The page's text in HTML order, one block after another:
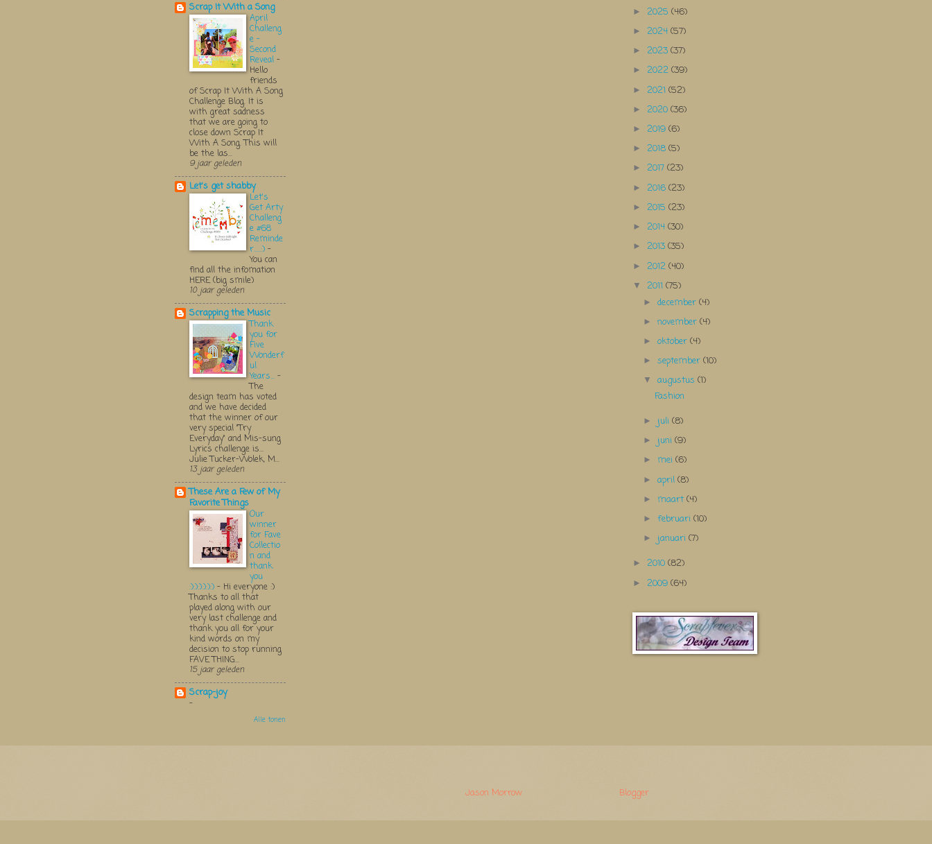
Scrap It With a Song
April
Challeng
e -
Second
Reveal -
Hello
friends
of Scrap It With A Song
Challenge Blog. It is
with great sadness
that we are going to
close down Scrap It
With A Song. This will
be the las...
9 jaar geleden
Let's get shabby
Let's
Get Arty
Challeng
e #68
Reminde
r.....:) -
You can
find all the infomation
HERE (big smile)
10 jaar geleden
Scrapping the Music
Thank
you for
Five
Wonderf
ul
Years... -
The
design team has voted
and we have decided
that the winner of our
very special "Try
Everyday" and Mis-sung
Lyrics challenge is...
Julie Tucker-Wolek, M...
13 jaar geleden
These Are a Few of My
Favorite Things
Our
winner
for Fave
Collectio
n and
thank
you
:):):):):):) - Hi everyone :)
Thanks to all that
played along with our
very last challenge and
thank you all for your
kind words on my
decision to stop running
FAVE THING...
15 jaar geleden
Scrap-joy
-
Alle tonen
► 2025 (46)
► 2024 (57)
► 2023 (37)
► 2022 (39)
► 2021 (52)
► 2020 (36)
► 2019 (6)
► 2018 (5)
► 2017 (23)
► 2016 (23)
► 2015 (23)
► 2014 (30)
► 2013 (35)
► 2012 (40)
▼ 2011 (75)
►december(4)
►november(4)
►oktober(4)
►september(10)
▼augustus(1)
Fashion
► juli(8)
► juni(9)
► mei(6)
►april(8)
► maart(4)
►februari(10)
► januari(7)
► 2010 (82)
► 2009 (64)
Jason Morrow. Mogelijk gemaakt door Blogger.